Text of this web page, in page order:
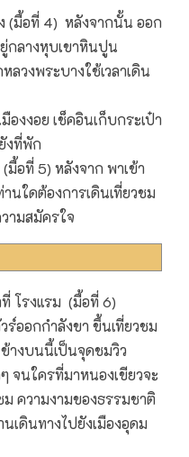
(มื้อที่ 4) หลังจากนั้น ออก
กลางหุบเขาหินปูน
ลวงพระบางใช้เวลาเดิน
องงอย เช็คอินเก็บกระเป๋า
งที่พัก
มื้อที่ 5) หลังจาก พาเข้า
ใดต้องการเดินเที่ยวชม
ามสมัครใจ
โรงแรม (มื้อที่ 6)
ออกกำลังขา ขึ้นเที่ยวชม
างบนนี้เป็นจุดชมวิว
จนใครที่มาหนองเขียวจะ
ความงามของธรรมชาติ
เดินทางไปยังเมืองอุดม